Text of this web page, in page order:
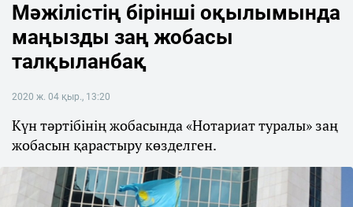
Мәжілістің бірінші оқылымында
маңызды заң жобасы
талқыланбақ
2020 ж. 04 қыр., 13:20
Күн тәртібінің жобасында «Нотариат туралы» заң
жобасын қарастыру көзделген.